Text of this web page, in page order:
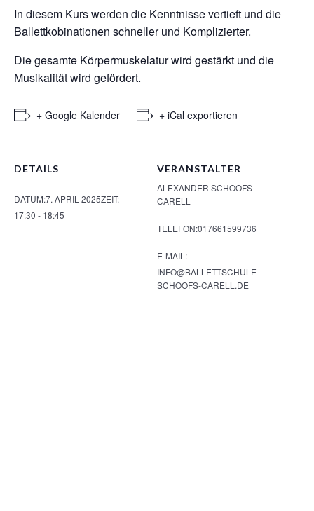
In diesem Kurs werden die Kenntnisse vertieft und die
Ballettkobinationen schneller und Komplizierter.
Die gesamte Körpermuskelatur wird gestärkt und die
Musikalität wird gefördert.
+ Google Kalender + iCal exportieren
DETAILS
DATUM:7. APRIL 2025ZEIT:
17:30 - 18:45
VERANSTALTER
ALEXANDER SCHOOFS-
CARELL
TELEFON:017661599736
E-MAIL:
INFO@BALLETTSCHULE-
SCHOOFS-CARELL.DE